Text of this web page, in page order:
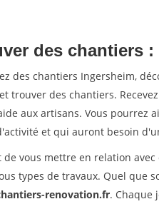
des chantiers :
des chantiers Ingersheim,
trouver des chantiers.
aux artisans. Vous pourrez
et qui auront besoin
vous mettre en relation
types de travaux. Quel que
renovation.fr. Chaque